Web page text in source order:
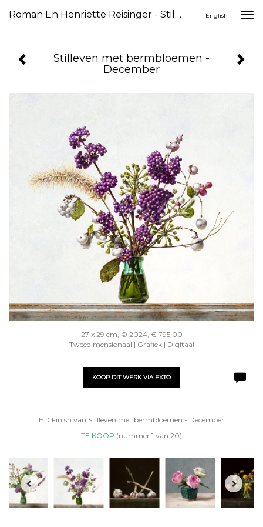
Roman En Henriëtte Reisinger - Stilleven Met Bermbloemen - December English
Stilleven met bermbloemen -
December
27 x 29 cm, © 2024, € 795,00
Tweedimensionaal | Grafiek | Digitaal
KOOP DIT WERK VIA EXTO
HD Finish van Stilleven met bermbloemen - December
TE KOOP (nummer 1 van 20)